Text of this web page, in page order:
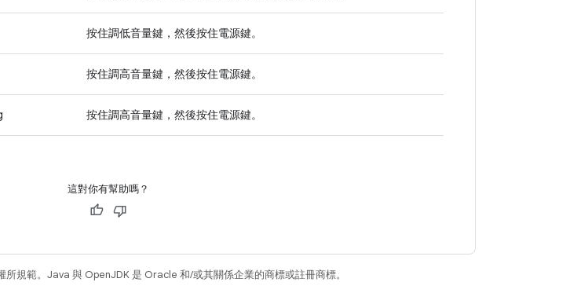
按住調低音量鍵，然後按住電源鍵。
按住調高音量鍵，然後按住電源鍵。
按住調高音量鍵，然後按住電源鍵。
這對你有幫助嗎？
所規範。Java 與 OpenJDK 是 Oracle 和/或其關係企業的商標或註冊商標。